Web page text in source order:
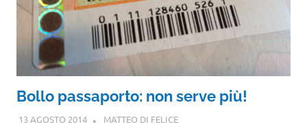
Bollo passaporto: non serve più!
13 AGOSTO 2014 MATTEO DI FELICE